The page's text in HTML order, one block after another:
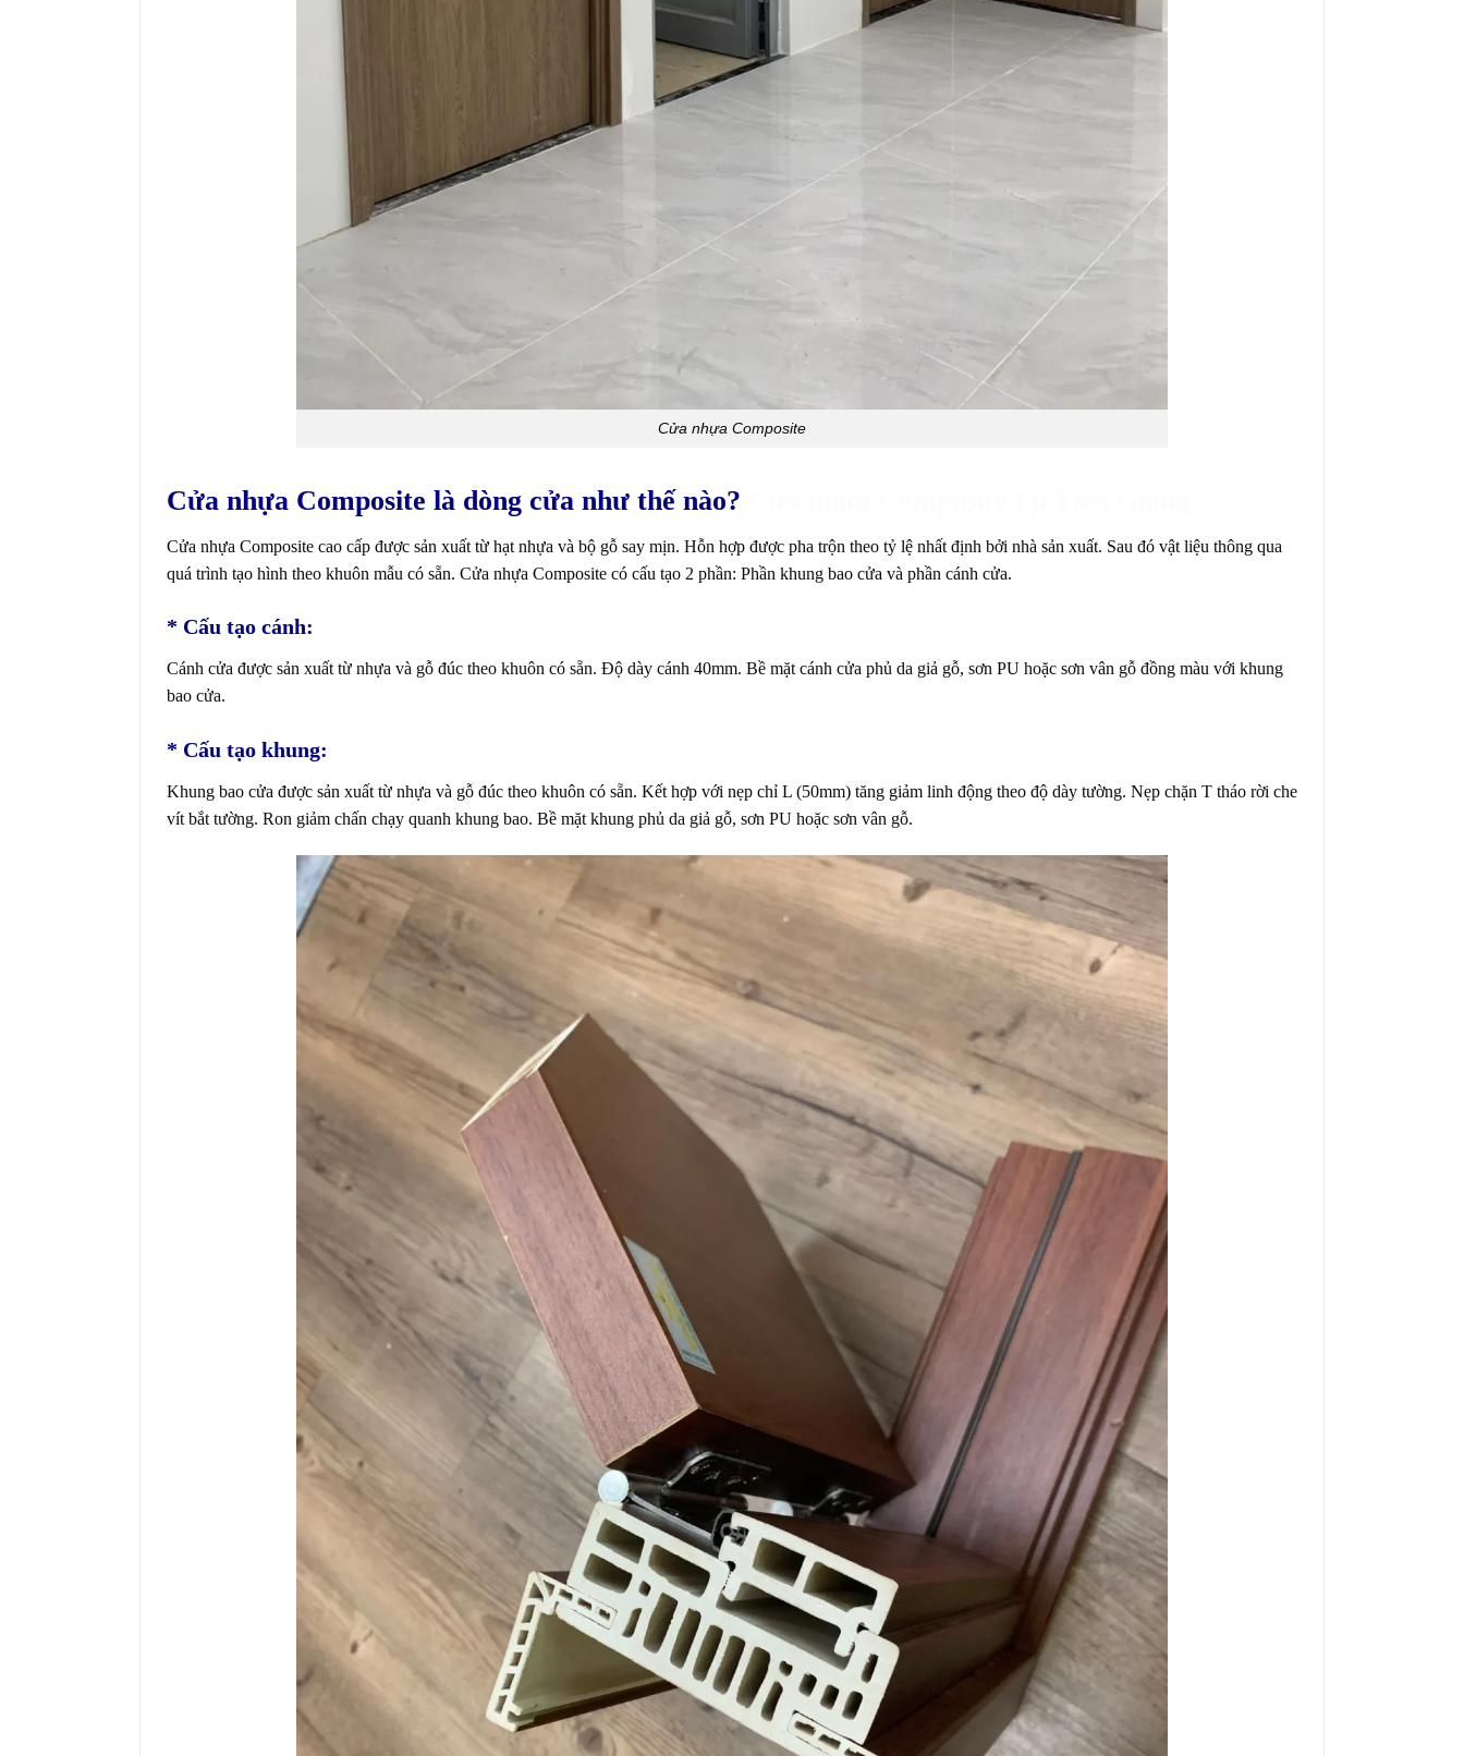
Cửa nhựa Composite
Cửa nhựa Composite là dòng cửa như thế nào?
Cửa nhựa Composite cao cấp được sản xuất từ hạt nhựa và bộ gỗ say mịn. Hỗn hợp được pha trộn theo tỷ lệ nhất định bởi nhà sản xuất. Sau đó vật liệu thông qua
quá trình tạo hình theo khuôn mẫu có sẵn. Cửa nhựa Compositecó cấu tạo 2 phần: Phần khung bao cửa và phần cánh cửa.
* Cấu tạo cánh:
Cánh cửa được sản xuất từ nhựa và gỗ đúc theo khuôn có sẵn. Độ dày cánh 40mm. Bề mặt cánh cửa phủ da giả gỗ, sơn PU hoặc sơn vân gỗ đồng màu với khung
bao cửa.
* Cấu tạo khung:
Khung bao cửa được sản xuất từ nhựa và gỗ đúc theo khuôn có sẵn. Kết hợp với nẹp chỉ L (50mm) tăng giảm linh động theo độ dày tường. Nẹp chặn T tháo rời che
vít bắt tường. Ron giảm chấn chạy quanh khung bao. Bề mặt khung phủ da giả gỗ, sơn PU hoặc sơn vân gỗ.